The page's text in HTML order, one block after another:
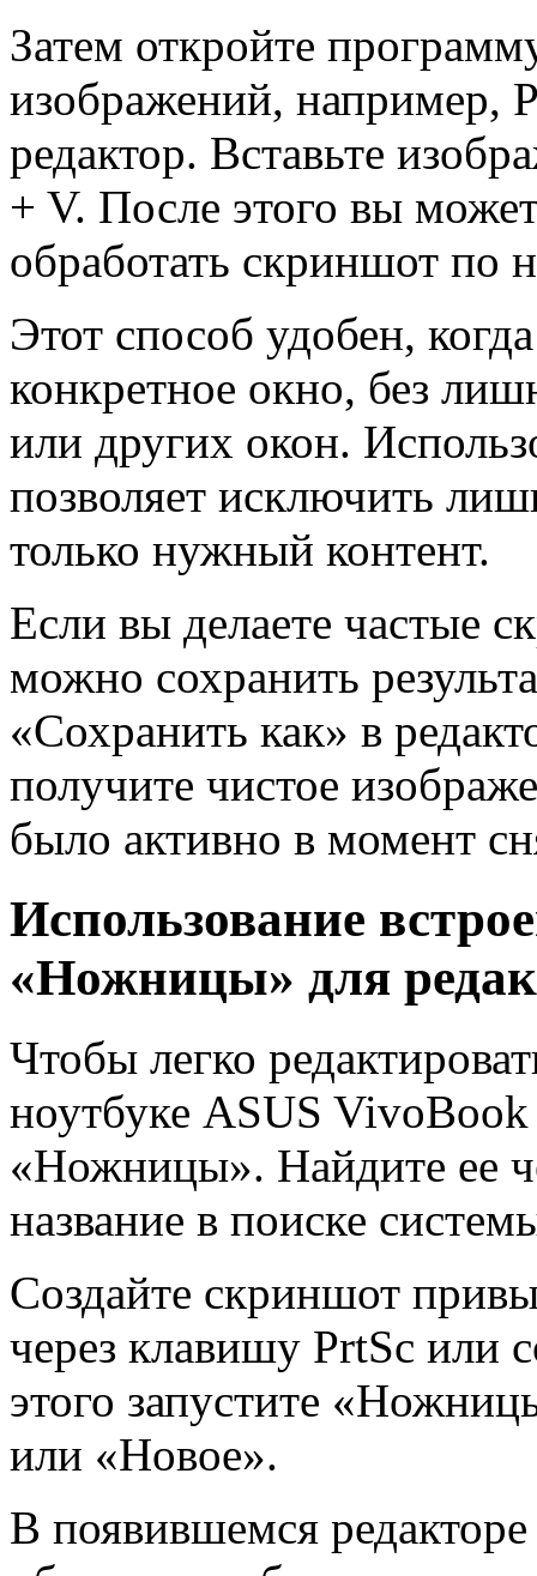
Затем откройте
изображений, например,
редактор. Вставьте
+ V. После этого вы
обработать скриншот по
Этот способ удобен,
конкретное окно, без
или других окон.
позволяет исключить
только нужный контент.
Если вы делаете частые
можно сохранить
«Сохранить как» в
получите чистое
было активно в момент
Использование
«Ножницы» для
Чтобы легко
ноутбуке ASUS
«Ножницы». Найдите ее
название в поиске
Создайте скриншот
через клавишу PrtSc или
этого запустите
или «Новое».
В появившемся